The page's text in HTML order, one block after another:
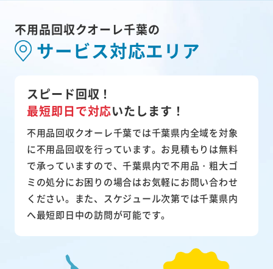
不用品回収クオーレ千葉の
サービス対応エリア
スピード回収！
最短即日で対応いたします！
不用品回収クオーレ千葉では千葉県内全域を対象
に不用品回収を行っています。お見積もりは無料
で承っていますので、千葉県内で不用品・粗大ゴ
ミの処分にお困りの場合はお気軽にお問い合わせ
ください。また、スケジュール次第では千葉県内
へ最短即日中の訪問が可能です。